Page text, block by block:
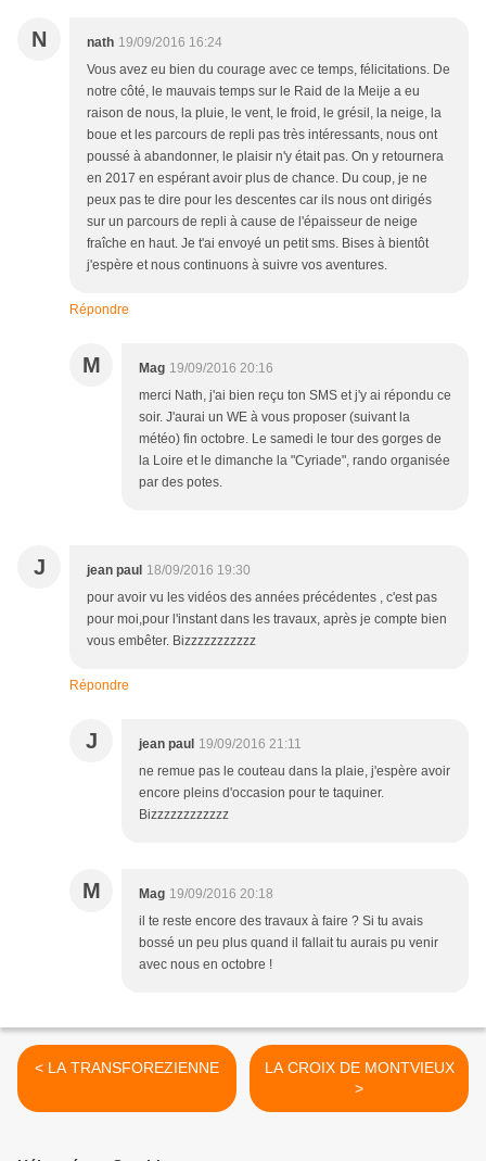
N nath 19/09/2016 16:24
Vous avez eu bien du courage avec ce temps, félicitations. De
notre côté, le mauvais temps sur le Raid de la Meije a eu
raison de nous, la pluie, le vent, le froid, le grésil, la neige, la
boue et les parcours de repli pas très intéressants, nous ont
poussé à abandonner, le plaisir n'y était pas. On y retournera
en 2017 en espérant avoir plus de chance. Du coup, je ne
peux pas te dire pour les descentes car ils nous ont dirigés
sur un parcours de repli à cause de l'épaisseur de neige
fraîche en haut. Je t'ai envoyé un petit sms. Bises à bientôt
j'espère et nous continuons à suivre vos aventures.
Répondre
M Mag 19/09/2016 20:16
merci Nath, j'ai bien reçu ton SMS et j'y ai répondu ce
soir. J'aurai un WE à vous proposer (suivant la
météo) fin octobre. Le samedi le tour des gorges de
la Loire et le dimanche la "Cyriade", rando organisée
par des potes.
J jean paul 18/09/2016 19:30
pour avoir vu les vidéos des années précédentes , c'est pas
pour moi,pour l'instant dans les travaux, après je compte bien
vous embêter. Bizzzzzzzzzzz
Répondre
J jean paul 19/09/2016 21:11
ne remue pas le couteau dans la plaie, j'espère avoir
encore pleins d'occasion pour te taquiner.
Bizzzzzzzzzzzz
M Mag 19/09/2016 20:18
il te reste encore des travaux à faire ? Si tu avais
bossé un peu plus quand il fallait tu aurais pu venir
avec nous en octobre !
< LA TRANSFOREZIENNE
LA CROIX DE MONTVIEUX
>